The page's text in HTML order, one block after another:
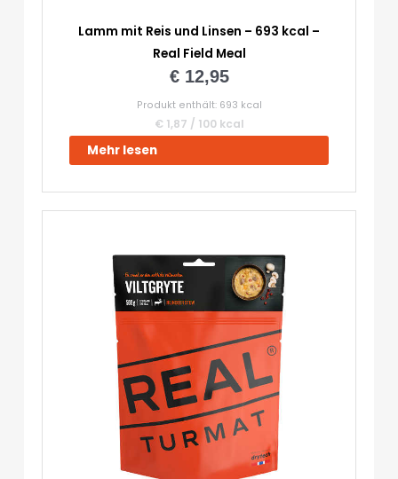
Lamm mit Reis und Linsen – 693 kcal –
Real Field Meal
€12,95
Produkt enthält: 693 kcal
€ 1,87 / 100 kcal
Mehr lesen